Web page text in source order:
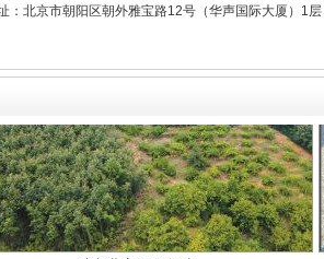
北京市朝阳区朝外雅宝路12号（华声国际大厦）1